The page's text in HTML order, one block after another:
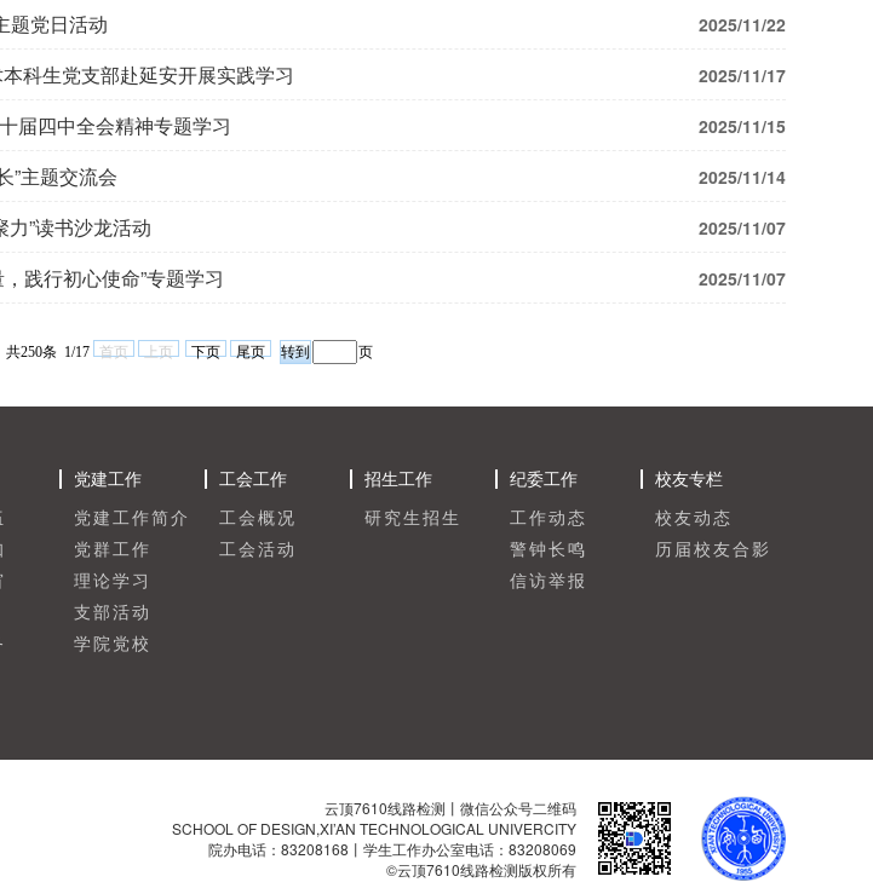
2025/11/22
题党日活动
2025/11/17
科生党支部赴延安开展实践学习
2025/11/15
届四中全会精神专题学习
2025/11/14
”主题交流会
2025/11/07
力”读书沙龙活动
2025/11/07
践行初心使命”专题学习
共250条 1/17 首页 上页 下页 尾页 页
党建工作
党建工作简介
党群工作
理论学习
支部活动
学院党校
工会工作
工会概况
工会活动
招生工作
研究生招生
纪委工作
工作动态
警钟长鸣
信访举报
校友专栏
校友动态
历届校友合影
云顶7610线路检测丨微信公众号二维码
SCHOOL OF DESIGN,XI’AN TECHNOLOGICAL UNIVERCITY
院办电话：83208168丨学生工作办公室电话：83208069
©云顶7610线路检测版权所有